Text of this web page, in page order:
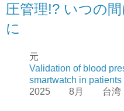
圧管理!? いつの
に
元
Validation of blood
smartwatch in
2025 8月 台湾